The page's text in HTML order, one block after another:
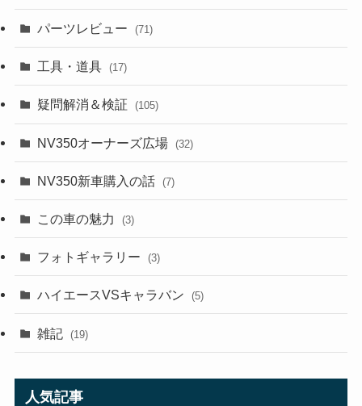
パーツレビュー (71)
工具・道具 (17)
疑問解消＆検証 (105)
NV350オーナーズ広場 (32)
NV350新車購入の話 (7)
この車の魅力 (3)
フォトギャラリー (3)
ハイエースVSキャラバン (5)
雑記 (19)
人気記事